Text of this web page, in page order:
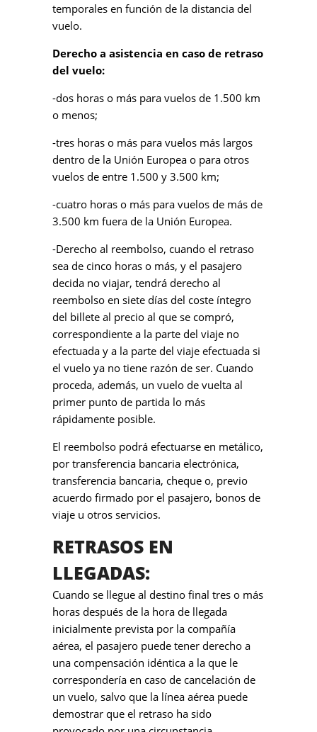
temporales en función de la distancia del
vuelo.
Derecho a asistencia en caso de retraso
del vuelo:
-dos horas o más para vuelos de 1.500 km
o menos;
-tres horas o más para vuelos más largos
dentro de la Unión Europea o para otros
vuelos de entre 1.500 y 3.500 km;
-cuatro horas o más para vuelos de más de
3.500 km fuera de la Unión Europea.
-Derecho al reembolso, cuando el retraso
sea de cinco horas o más, y el pasajero
decida no viajar, tendrá derecho al
reembolso en siete días del coste íntegro
del billete al precio al que se compró,
correspondiente a la parte del viaje no
efectuada y a la parte del viaje efectuada si
el vuelo ya no tiene razón de ser. Cuando
proceda, además, un vuelo de vuelta al
primer punto de partida lo más
rápidamente posible.
El reembolso podrá efectuarse en metálico,
por transferencia bancaria electrónica,
transferencia bancaria, cheque o, previo
acuerdo firmado por el pasajero, bonos de
viaje u otros servicios.
RETRASOS EN
LLEGADAS:
Cuando se llegue al destino final tres o más
horas después de la hora de llegada
inicialmente prevista por la compañía
aérea, el pasajero puede tener derecho a
una compensación idéntica a la que le
correspondería en caso de cancelación de
un vuelo, salvo que la línea aérea puede
demostrar que el retraso ha sido